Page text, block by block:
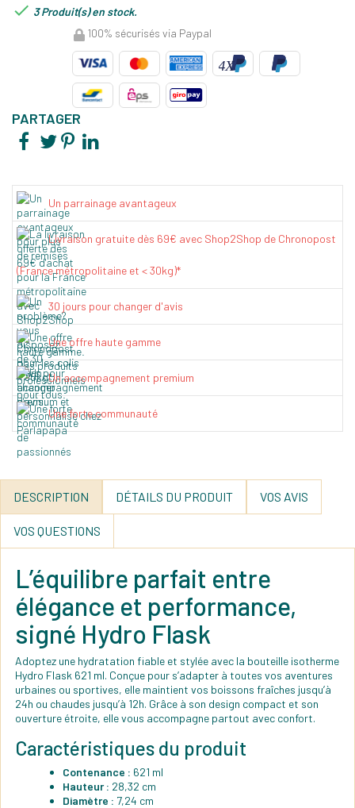
 3 Produit(s) en stock.
100% sécurisés via Paypal
PARTAGER
Un parrainage avantageux
Livraison gratuite dès 69€ avec Shop2Shop de Chronopost
(France métropolitaine et < 30kg)*
30 jours pour changer d'avis
Une offre haute gamme
Un accompagnement premium
Une forte communauté
DESCRIPTION DÉTAILS DU PRODUIT VOS AVIS
VOS QUESTIONS
L’équilibre parfait entre
élégance et performance,
signé Hydro Flask
Adoptez une hydratation fiable et stylée avec la bouteille isotherme
Hydro Flask 621 ml. Conçue pour s’adapter à toutes vos aventures
urbaines ou sportives, elle maintient vos boissons fraîches jusqu’à
24h ou chaudes jusqu’à 12h. Grâce à son design compact et son
ouverture étroite, elle vous accompagne partout avec confort.
Caractéristiques du produit
Contenance : 621 ml
Hauteur : 28,32 cm
Diamètre : 7,24 cm